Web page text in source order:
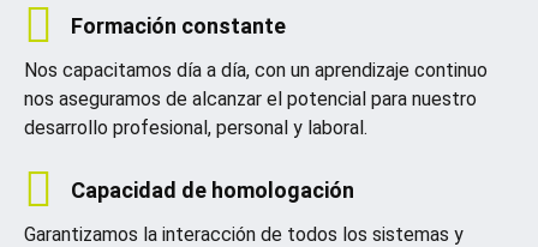
Formación constante
Nos capacitamos día a día, con un aprendizaje continuo
nos aseguramos de alcanzar el potencial para nuestro
desarrollo profesional, personal y laboral.
Capacidad de homologación
Garantizamos la interacción de todos los sistemas y